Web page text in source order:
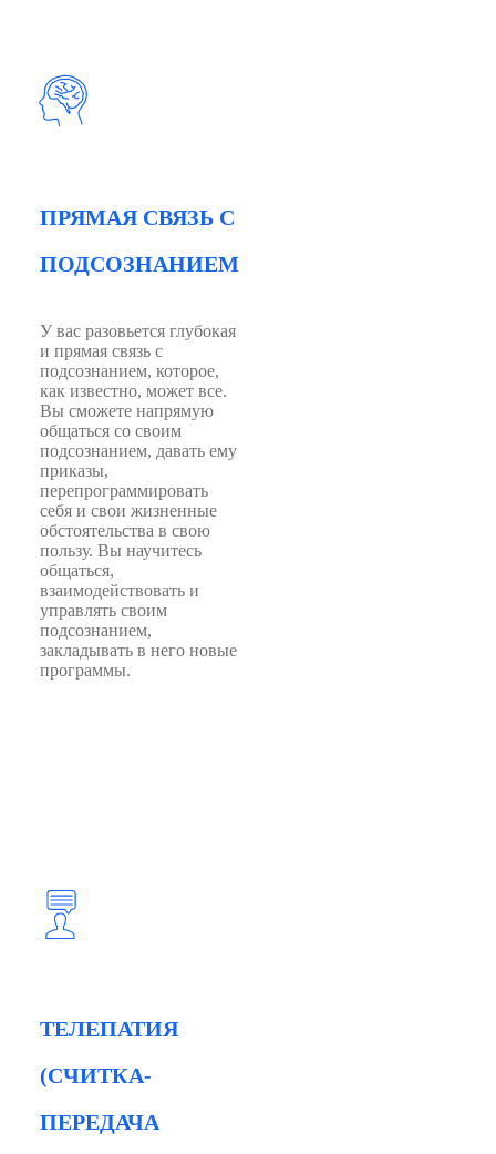
ПРЯМАЯ СВЯЗЬ С
ПОДСОЗНАНИЕМ
У вас разовьется глубокая
и прямая связь с
подсознанием, которое,
как известно, может все.
Вы сможете напрямую
общаться со своим
подсознанием, давать ему
приказы,
перепрограммировать
себя и свои жизненные
обстоятельства в свою
пользу. Вы научитесь
общаться,
взаимодействовать и
управлять своим
подсознанием,
закладывать в него новые
программы.
ТЕЛЕПАТИЯ
(СЧИТКА-
ПЕРЕДАЧА